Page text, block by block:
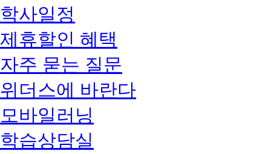
학사일정
제휴할인 혜택
자주 묻는 질문
위더스에 바란다
모바일러닝
학습상담실